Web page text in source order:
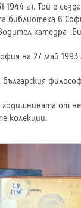
1944 г.). Той е
библиотека в
катедра
на 27 май 1993
българския
годишнината от
колекции.